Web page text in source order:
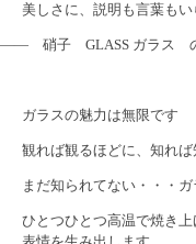
美しさに、説明も言葉も
―― 硝子 GLASS ガラス
ガラスの魅力は無限です
観れば観るほどに、知れ
まだ知られてない・・・
ひとつひとつ高温で焼き